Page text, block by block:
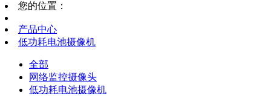
您的位置：
产品中心
低功耗电池摄像机
全部
网络监控摄像头
低功耗电池摄像机